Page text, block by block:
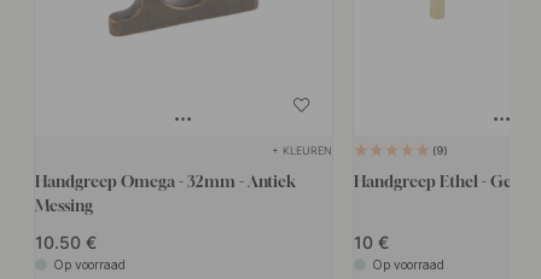
+ KLEUREN
Handgreep Omega - 32mm - Antiek
Messing
10.50
Op voorraad
9
Handgreep Ethel -
10
Op voorraad